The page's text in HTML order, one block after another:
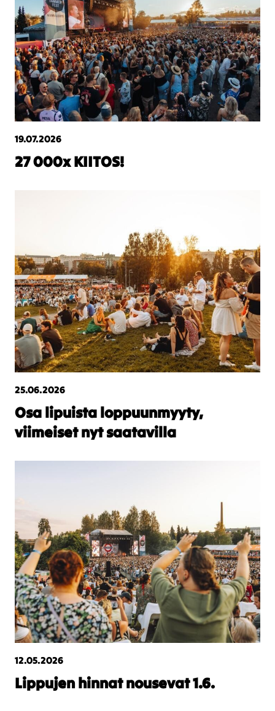
19.07.2026
27 000x KIITOS!
25.06.2026
Osa lipuista loppuunmyyty,
viimeiset nyt saatavilla
12.05.2026
Lippujen hinnat nousevat 1.6.